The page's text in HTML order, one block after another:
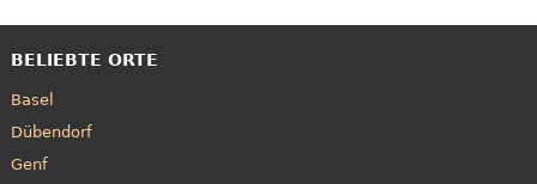
BELIEBTE ORTE
Basel
Dübendorf
Genf